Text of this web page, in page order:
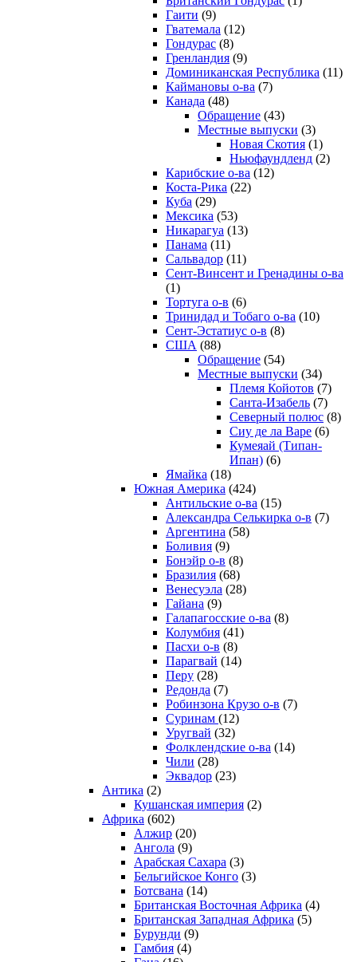
Гаити (9)
Гватемала (12)
Гондурас (8)
Гренландия (9)
Доминиканская Республика (11)
Каймановы о-ва (7)
Канада (48)
Обращение (43)
Местные выпуски (3)
Новая Скотия (1)
Ньюфаундленд (2)
Карибские о-ва (12)
Коста-Рика (22)
Куба (29)
Мексика (53)
Никарагуа (13)
Панама (11)
Сальвадор (11)
Сент-Винсент и Гренадины о-ва
(1)
Тортуга о-в (6)
Тринидад и Тобаго о-ва (10)
Сент-Эстатиус о-в (8)
США (88)
Обращение (54)
Местные выпуски (34)
Племя Койотов (7)
Санта-Изабель (7)
Северный полюс (8)
Сиу де ла Варе (6)
Кумеяай (Типан-
Ипан) (6)
Ямайка (18)
Южная Америка (424)
Антильские о-ва (15)
Александра Селькирка о-в (7)
Аргентина (58)
Боливия (9)
Бонэйр о-в (8)
Бразилия (68)
Венесуэла (28)
Гайана (9)
Галапагосские о-ва (8)
Колумбия (41)
Пасхи о-в (8)
Парагвай (14)
Перу (28)
Редонда (7)
Робинзона Крузо о-в (7)
Суринам (12)
Уругвай (32)
Фолклендские о-ва (14)
Чили (28)
Эквадор (23)
Антика (2)
Кушанская империя (2)
Африка (602)
Алжир (20)
Ангола (9)
Арабская Сахара (3)
Бельгийское Конго (3)
Ботсвана (14)
Британская Восточная Африка (4)
Британская Западная Африка (5)
Бурунди (9)
Гамбия (4)